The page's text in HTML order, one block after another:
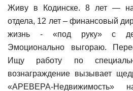
Живу в Кодинске. 8 лет —
отдела, 12 лет – финансовый
жизнь - «под руку» с
Эмоционально выгораю.
Ищу работу по
вознаграждение вызывает
«АРЕВЕРА-